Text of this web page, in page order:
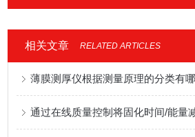
相关文章 RELATED ARTICLES
薄膜测厚仪根据测量原理的分类有
通过在线质量控制将固化时间/能量